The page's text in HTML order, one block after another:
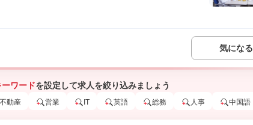
気になる
ーワードを設定して求人を絞り込みましょう
不動産 営業 IT 英語 総務 人事 中国語